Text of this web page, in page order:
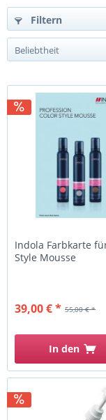
Filtern
Indola Farbkarte
Style Mousse
55,00 € *
39,00 € *
In den